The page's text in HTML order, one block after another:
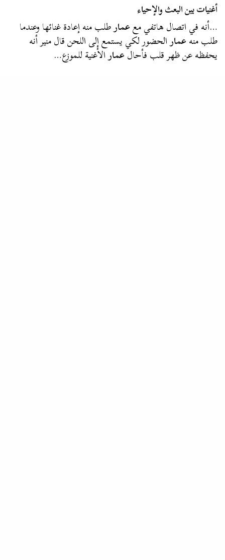
أغنيات بين البعث والإحياء
…أنه في اتصال هاتفي مععمارطلب منه إعادة غنائها وعندما
طلب منهعمارالحضور لكي يستمع إلى اللحن قال منير أنه
يحفظه عن ظهر قلب فأحالعمارالأغنية للموزع…